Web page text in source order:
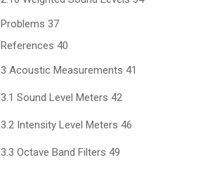
Problems 37
References 40
3 Acoustic Measurements 41
3.1 Sound Level Meters 42
3.2 Intensity Level Meters 46
3.3 Octave Band Filters 49